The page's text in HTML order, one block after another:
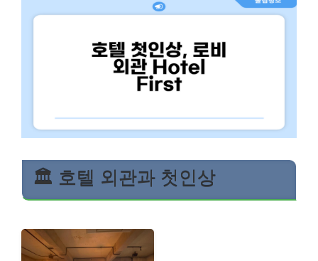
🏛️ 호텔 외관과 첫인상